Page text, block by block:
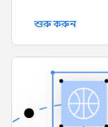
শুরু করুন